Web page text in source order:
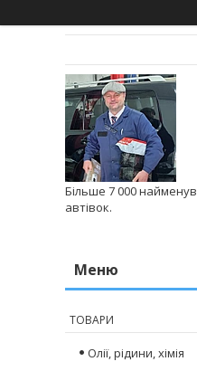
Більше 7 000
автівок.
ТОВАРИ
Олії, рідини, хімія